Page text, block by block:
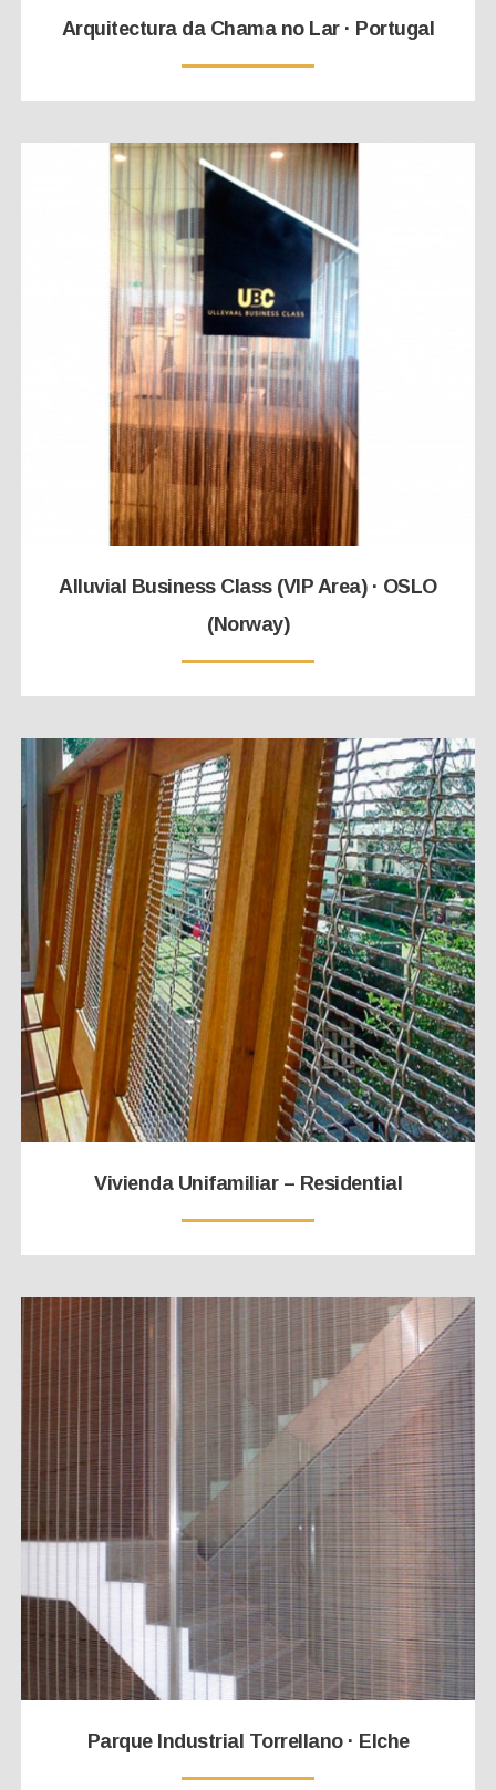
Arquitectura da Chama no Lar · Portugal
Alluvial Business Class (VIP Area) · OSLO
(Norway)
Vivienda Unifamiliar – Residential
Parque Industrial Torrellano · Elche